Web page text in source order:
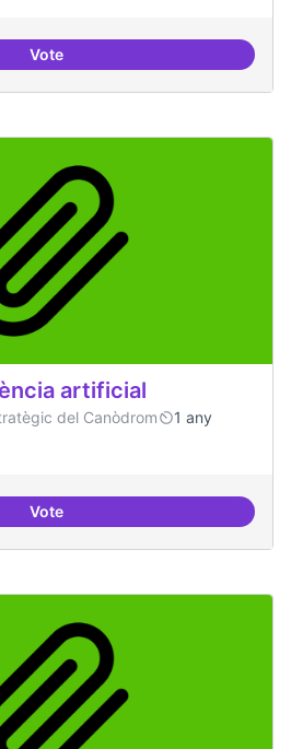
VoteBar obert i dinamitzat
artificial
del Canòdrom
1 any
VoteTemes: Intel·ligència artificial